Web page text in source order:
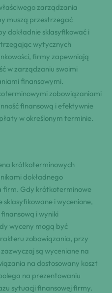
zarządzania
muszą przestrzegać
dokładnie sklasyfikować i
wytycznych
firmy zapewniają
w zarządzaniu swoimi
finansowymi.
zobowiązaniami
finansową i efektywnie
w określonym terminie.
krótkoterminowych
dokładnego
firm. Gdy krótkoterminowe
i wycenione,
i wyniki
wyceny mogą być
zobowiązania, przy
są wyceniane na
na dostosowany koszt
na prezentowaniu
sytuacji finansowej firmy.